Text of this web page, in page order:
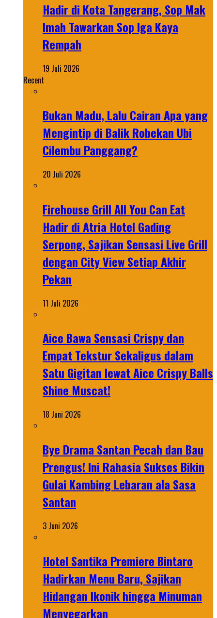
Hadir di Kota Tangerang, Sop Mak
Imah Tawarkan Sop Iga Kaya
Rempah
19 Juli 2026
Recent
Bukan Madu, Lalu Cairan Apa yang
Mengintip di Balik Robekan Ubi
Cilembu Panggang?
20 Juli 2026
Firehouse Grill All You Can Eat
Hadir di Atria Hotel Gading
Serpong, Sajikan Sensasi Live Grill
dengan City View Setiap Akhir
Pekan
11 Juli 2026
Aice Bawa Sensasi Crispy dan
Empat Tekstur Sekaligus dalam
Satu Gigitan lewat Aice Crispy Balls
Shine Muscat!
18 Juni 2026
Bye Drama Santan Pecah dan Bau
Prengus! Ini Rahasia Sukses Bikin
Gulai Kambing Lebaran ala Sasa
Santan
3 Juni 2026
Hotel Santika Premiere Bintaro
Hadirkan Menu Baru, Sajikan
Hidangan Ikonik hingga Minuman
Menyegarkan